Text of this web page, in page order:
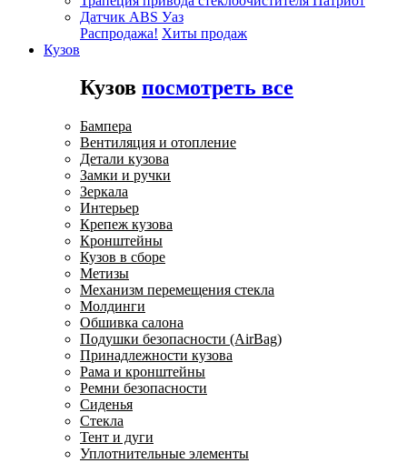
Датчик ABS Уаз
Распродажа! Хиты продаж
Кузов
Кузов посмотреть все
Бампера
Вентиляция и отопление
Детали кузова
Замки и ручки
Зеркала
Интерьер
Крепеж кузова
Кронштейны
Кузов в сборе
Метизы
Механизм перемещения стекла
Молдинги
Обшивка салона
Подушки безопасности (AirBag)
Принадлежности кузова
Рама и кронштейны
Ремни безопасности
Сиденья
Стекла
Тент и дуги
Уплотнительные элементы